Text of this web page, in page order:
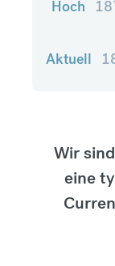
Hoch
Aktuell
Wir
eine